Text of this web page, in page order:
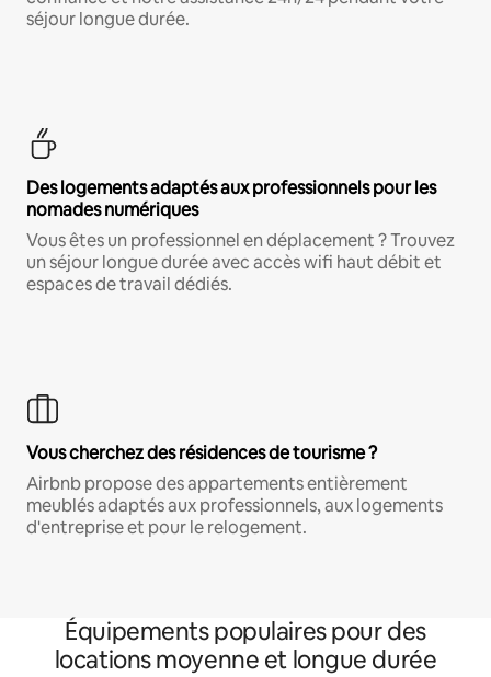
séjour longue durée.
Des logements adaptés aux professionnels pour les
nomades numériques
Vous êtes un professionnel en déplacement ? Trouvez
un séjour longue durée avec accès wifi haut débit et
espaces de travail dédiés.
Vous cherchez des résidences de tourisme ?
Airbnb propose des appartements entièrement
meublés adaptés aux professionnels, aux logements
d'entreprise et pour le relogement.
Équipements populaires pour des
locations moyenne et longue durée